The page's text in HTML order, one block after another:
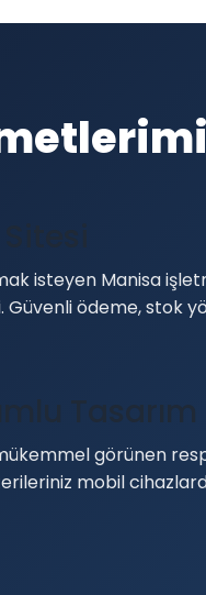
isteyen Manisa
ödeme, stok
Tasarım
görünen
mobil